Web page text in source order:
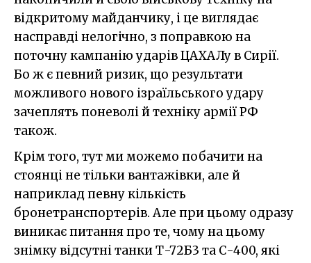
відкритому майданчику, і це виглядає
насправді нелогічно, з поправкою на
поточну кампанію ударів ЦАХАЛу в Сирії.
Бо ж є певний ризик, що результати
можливого нового ізраїльського удару
зачеплять поневолі й техніку армії РФ
також.
Крім того, тут ми можемо побачити на
стоянці не тільки вантажівки, але й
наприклад певну кількість
бронетранспортерів. Але при цьому одразу
виникає питання про те, чому на цьому
знімку відсутні танки Т-72Б3 та С-400, які